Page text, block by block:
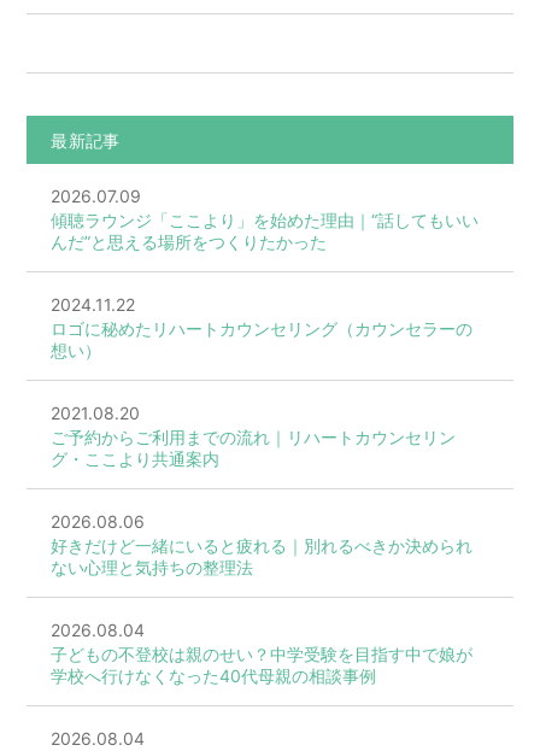
最新記事
2026.07.09
傾聴ラウンジ「ここより」を始めた理由｜“話してもいい
んだ”と思える場所をつくりたかった
2024.11.22
ロゴに秘めたリハートカウンセリング（カウンセラーの
想い）
2021.08.20
ご予約からご利用までの流れ｜リハートカウンセリン
グ・ここより共通案内
2026.08.06
好きだけど一緒にいると疲れる｜別れるべきか決められ
ない心理と気持ちの整理法
2026.08.04
子どもの不登校は親のせい？中学受験を目指す中で娘が
学校へ行けなくなった40代母親の相談事例
2026.08.04